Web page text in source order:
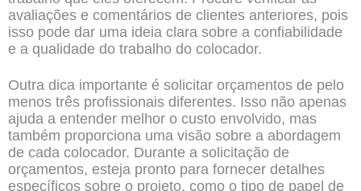
avaliações e comentários de clientes anteriores, pois
isso pode dar uma ideia clara sobre a confiabilidade
e a qualidade do trabalho do colocador.
Outra dica importante é solicitar orçamentos de pelo
menos três profissionais diferentes. Isso não apenas
ajuda a entender melhor o custo envolvido, mas
também proporciona uma visão sobre a abordagem
de cada colocador. Durante a solicitação de
orçamentos, esteja pronto para fornecer detalhes
específicos sobre o projeto, como o tipo de papel de